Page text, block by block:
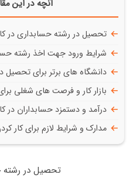
آنچه در این
تحصیل در رشته حسابداری در
شرایط ورود جهت اخذ رشته
دانشگاه های برتر برای تحصیل
بازار کار و فرصت های شغلی
درآمد و دستمزد حسابداران در
مدارک و شرایط لازم برای کار
تحصیل در رشته